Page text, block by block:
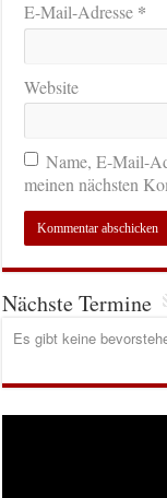
E-Mail-Adresse *
Website
Name, E-Mail-
meinen nächsten
Nächste Termine
Es gibt keine